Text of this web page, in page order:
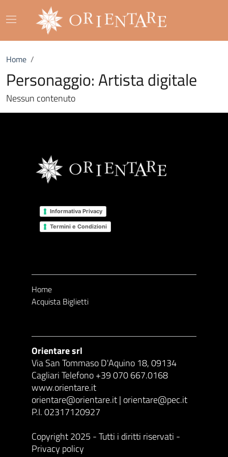
Go to content
Go to the navigation menu
Ticket OnLine - Orientare s.r.l.
Home /
Personaggio: Artista digitale
Nessun contenuto
Informativa Privacy
Termini e Condizioni
Home
Acquista Biglietti
Orientare srl
Via San Tommaso D'Aquino 18, 09134
Cagliari Telefono +39 070 667.0168
www.orientare.it
orientare@orientare.it | orientare@pec.it
P.I. 02317120927
Copyright 2025 - Tutti i diritti riservati -
Privacy policy